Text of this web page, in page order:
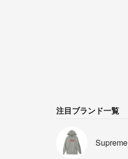
注目ブランド一覧
Supreme